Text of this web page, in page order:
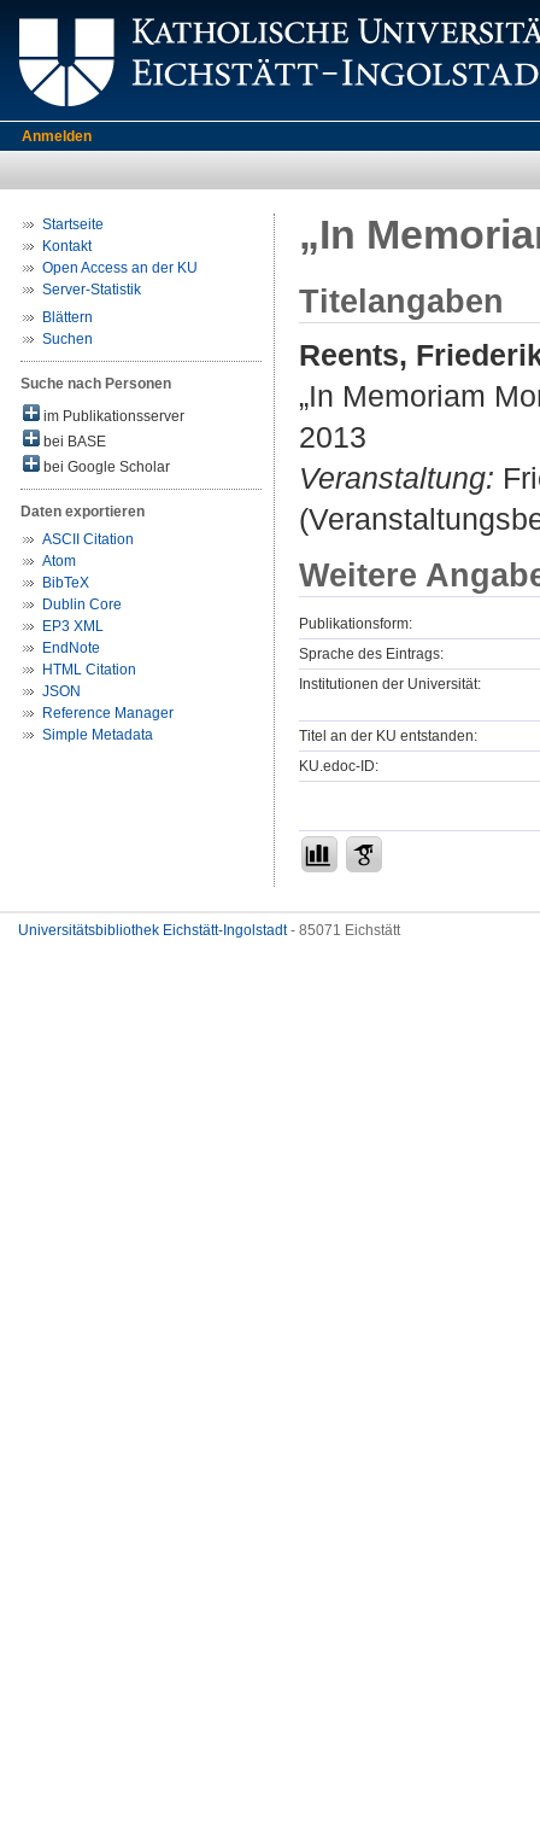
Anmelden
Startseite
Kontakt
Open Access an der KU
Server-Statistik
Blättern
Suchen
Suche nach Personen
im Publikationsserver
bei BASE
bei Google Scholar
Daten exportieren
ASCII Citation
Atom
BibTeX
Dublin Core
EP3 XML
EndNote
HTML Citation
JSON
Reference Manager
Simple Metadata
„In
Titelangaben
Reents,
„In Memoriam
2013
Veranstaltung:
Weitere
Publikationsform:
Sprache des Eintrags:
Institutionen der Universität:
Titel an der KU entstanden:
KU.edoc-ID:
Universitätsbibliothek Eichstätt-Ingolstadt- 85071 Eichstätt